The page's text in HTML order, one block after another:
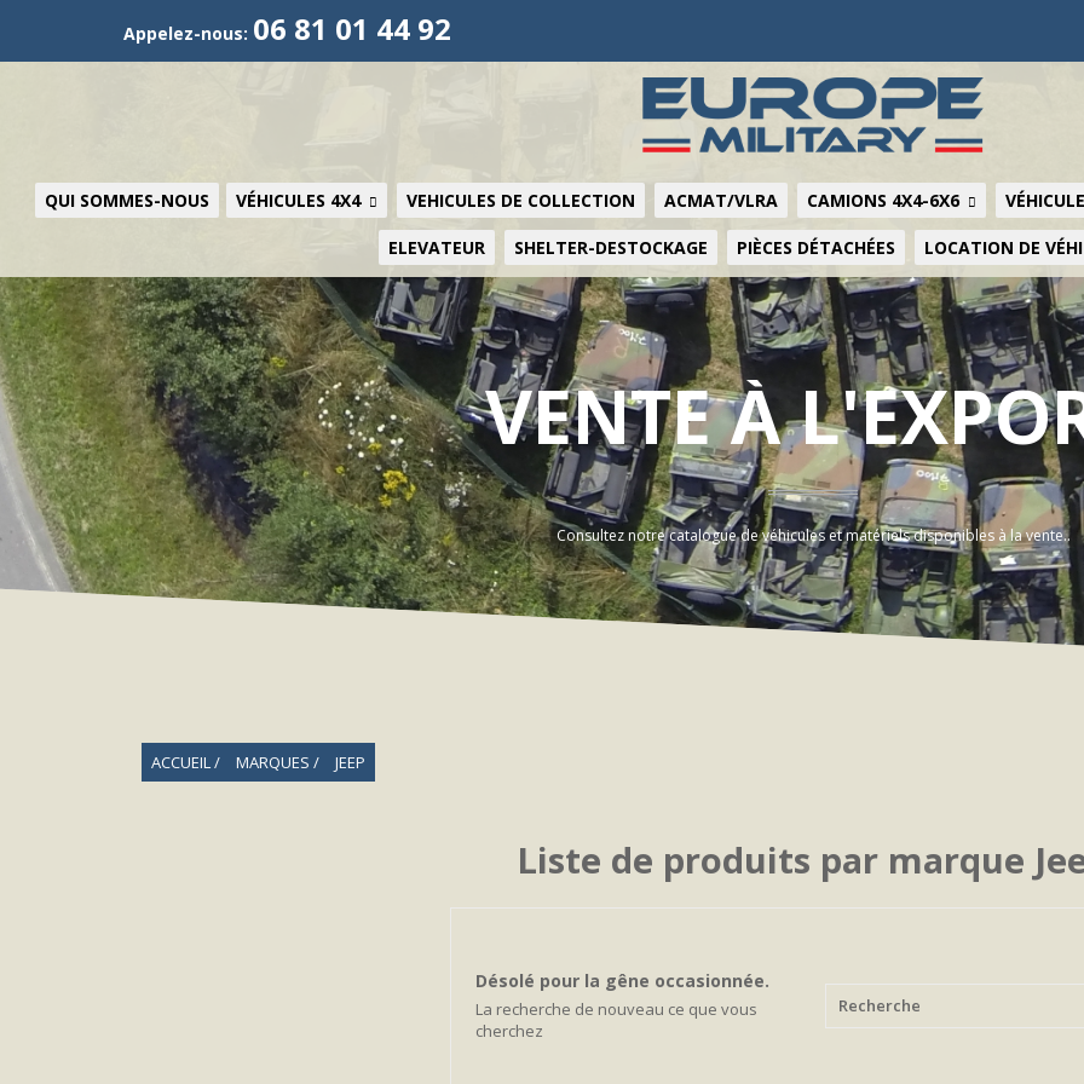
Appelez-nous: 06 81 01 44 92
QUI SOMMES-NOUS VÉHICULES 4X4 VEHICULES DE COLLECTION ACMAT/VLRA CAMIONS 4X4-6X6
ELEVATEUR SHELTER-DESTOCKAGE PIÈCES DÉTACHÉES LOCATION DE
VENTE À
Consultez notre catalogue de véhicules et matériels disponibles à la vente..
ACCUEIL MARQUES JEEP
Liste de produits par marque
Désolé pour la gêne occasionnée.
La recherche de nouveau ce que vous
cherchez